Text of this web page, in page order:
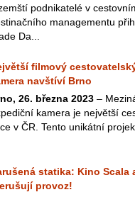
podnikatelé v
managementu
Da...
filmový
navštíví Brno
26. března 2023 –
kamera je největší
v ČR. Tento unikátní
statika: Kino Scala
provoz!